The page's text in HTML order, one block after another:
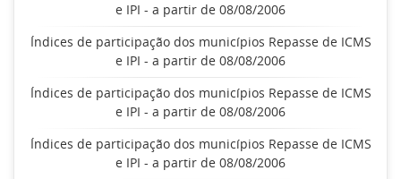
e IPI - a partir de 08/08/2006
Índices de participação dos municípios Repasse de ICMS
e IPI - a partir de 08/08/2006
Índices de participação dos municípios Repasse de ICMS
e IPI - a partir de 08/08/2006
Índices de participação dos municípios Repasse de ICMS
e IPI - a partir de 08/08/2006